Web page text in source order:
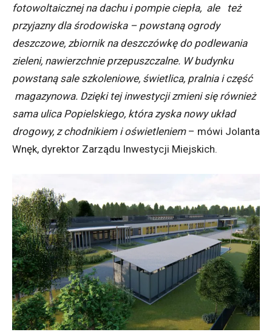
fotowoltaicznej na dachu i pompie ciepła, ale też
przyjazny dla środowiska – powstaną ogrody
deszczowe, zbiornik na deszczówkę do podlewania
zieleni, nawierzchnie przepuszczalne. W budynku
powstaną sale szkoleniowe, świetlica, pralnia i część
magazynowa. Dzięki tej inwestycji zmieni się również
sama ulica Popielskiego, która zyska nowy układ
drogowy, z chodnikiem i oświetleniem– mówi Jolanta
Wnęk, dyrektor Zarządu Inwestycji Miejskich.